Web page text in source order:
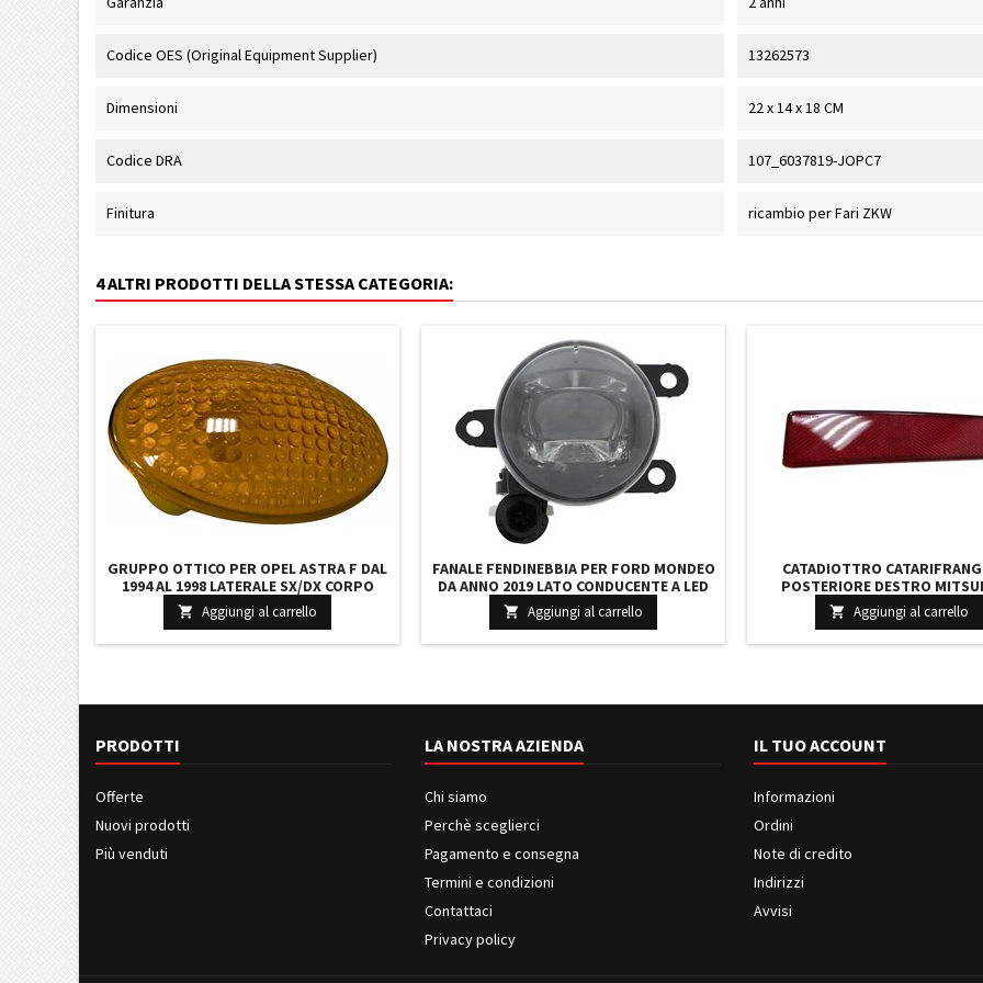
Codice OES (Original Equipment Supplier) 13262573
Dimensioni 22 x 14 x 18 CM
Codice DRA 107_6037819-JOPC7
Finitura ricambio per Fari ZKW
4 ALTRI PRODOTTI DELLA STESSA CATEGORIA:
GRUPPO OTTICO PER OPEL ASTRA F DAL
1994 AL 1998 LATERALE SX/DX CORPO
GIALLO LUCE ARANCIO
 Aggiungi al carrello
FANALE FENDINEBBIA PER FORD MONDEO
DA ANNO 2019 LATO CONDUCENTE A LED
2358843 2267330
 Aggiungi al carrello
CATADIOTTRO
POSTERIORE DESTRO
LANCER DAL 2007 IN POI
 Aggiungi al carrello
PRODOTTI
Offerte
Nuovi prodotti
Più venduti
LA NOSTRA AZIENDA
Chi siamo
Perchè sceglierci
Pagamento e consegna
Termini e condizioni
Contattaci
Privacy policy
IL TUO ACCOUNT
Informazioni
Ordini
Note di credito
Indirizzi
Avvisi